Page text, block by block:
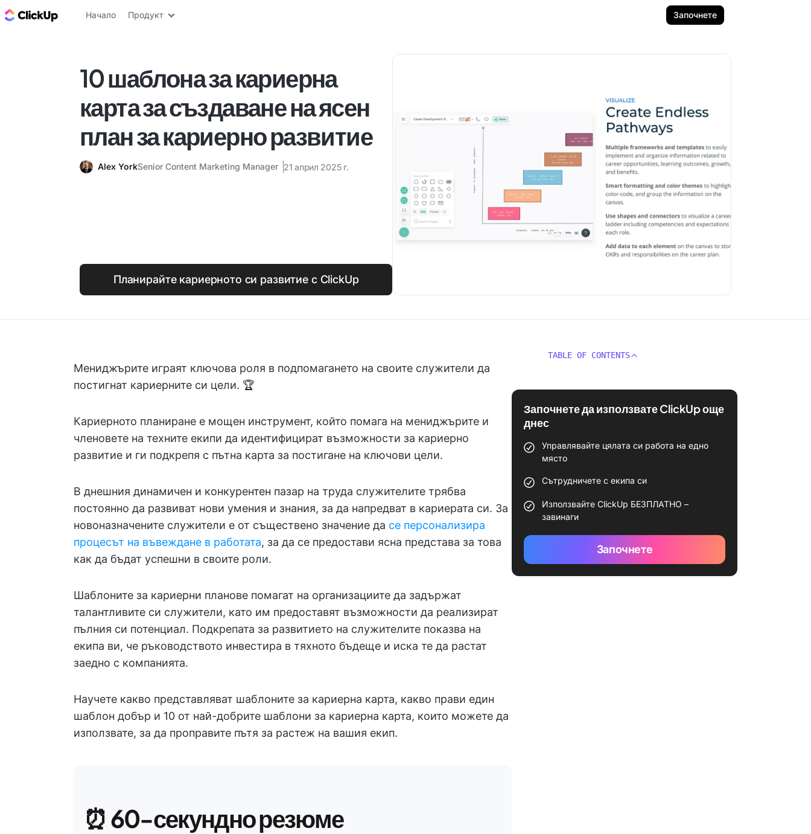
ClickUp блог
Начало Продукт Започнете
10 шаблона за кариерна
карта за създаване на ясен
план за кариерно развитие
Alex YorkSenior Content Marketing Manager 21 април 2025 г.
Планирайте кариерното си развитие с ClickUp
Мениджърите играят ключова роля в подпомагането на своите служители да
постигнат кариерните си цели. 🏆
Кариерното планиране е мощен инструмент, който помага на мениджърите и
членовете на техните екипи да идентифицират възможности за кариерно
развитие и ги подкрепя с пътна карта за постигане на ключови цели.
В днешния динамичен и конкурентен пазар на труда служителите трябва
постоянно да развиват нови умения и знания, за да напредват в кариерата си. За
новоназначените служители е от съществено значение да се персонализира
процесът на въвеждане в работата, за да се предостави ясна представа за това
как да бъдат успешни в своите роли.
Шаблоните за кариерни планове помагат на организациите да задържат
талантливите си служители, като им предоставят възможности да реализират
пълния си потенциал. Подкрепата за развитието на служителите показва на
екипа ви, че ръководството инвестира в тяхното бъдеще и иска те да растат
заедно с компанията.
Научете какво представляват шаблоните за кариерна карта, какво прави един
шаблон добър и 10 от най-добрите шаблони за кариерна карта, които можете да
използвате, за да проправите пътя за растеж на вашия екип.
⏰60-секундно резюме
TABLE OF CONTENTS
Започнете да използвате ClickUp още
днес
Управлявайте цялата си работа на едно
място
Сътрудничете с екипа си
Използвайте ClickUp БЕЗПЛАТНО –
завинаги
Започнете